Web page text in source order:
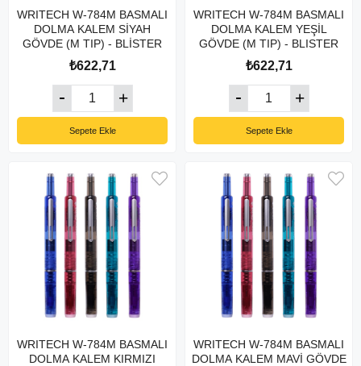
WRITECH W-784M BASMALI
DOLMA KALEM SİYAH
GÖVDE (M TIP) - BLİSTER
₺622,71
Sepete Ekle
WRITECH W-784M BASMALI
DOLMA KALEM YEŞİL
GÖVDE (M TIP) - BLISTER
₺622,71
Sepete Ekle
WRITECH W-784M BASMALI
DOLMA KALEM KIRMIZI
WRITECH W-784M BASMALI
DOLMA KALEM MAVİ GÖVDE